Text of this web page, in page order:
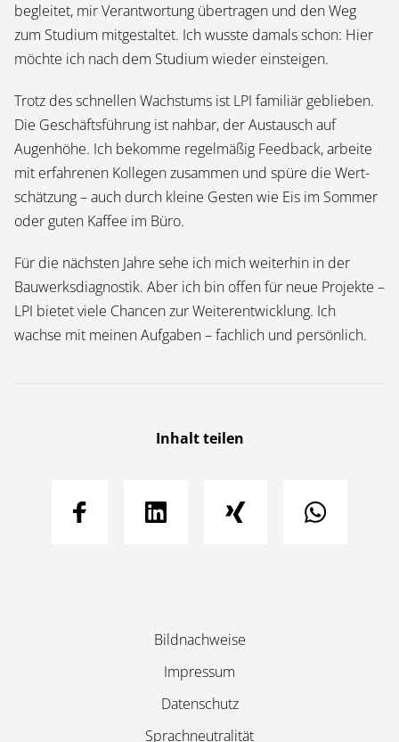
begleitet, mir Verantwortung übertragen und den Weg
zum Studium mit­gestaltet. Ich wusste damals schon: Hier
möchte ich nach dem Studium wieder ein­steigen.
Trotz des schnellen Wachs­tums ist LPI familiär geblieben.
Die Geschäftsführung ist nahbar, der Austausch auf
Augenhöhe. Ich bekomme regelmäßig Feed­back, arbeite
mit erfahrenen Kollegen zusammen und spüre die Wert­
schätzung – auch durch kleine Gesten wie Eis im Sommer
oder guten Kaffee im Büro.
Für die nächsten Jahre sehe ich mich weiterhin in der
Bauwerks­diagnostik. Aber ich bin offen für neue Projekte –
LPI bietet viele Chancen zur Weiterent­wicklung. Ich
wachse mit meinen Aufgaben – fachlich und persönlich.
Inhalt teilen
Navigation
überspringen
Bildnachweise
Impressum
Datenschutz
Sprachneutralität